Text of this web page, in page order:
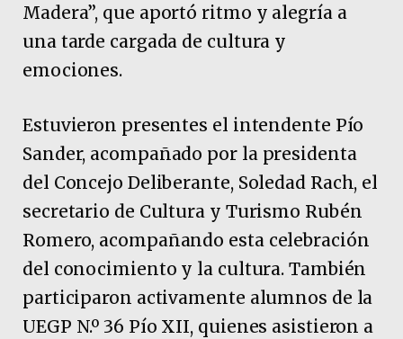
Madera”, que aportó ritmo y alegría a
una tarde cargada de cultura y
emociones.
Estuvieron presentes el intendente Pío
Sander, acompañado por la presidenta
del Concejo Deliberante, Soledad Rach, el
secretario de Cultura y Turismo Rubén
Romero, acompañando esta celebración
del conocimiento y la cultura. También
participaron activamente alumnos de la
UEGP N.º 36 Pío XII, quienes asistieron a